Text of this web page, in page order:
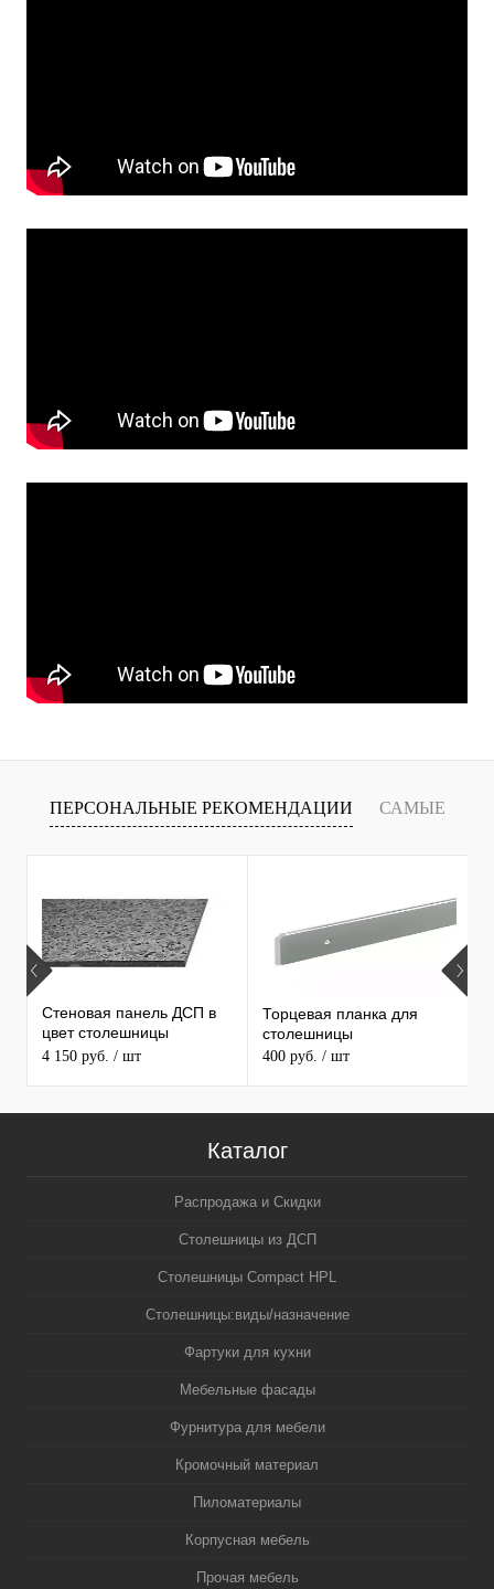
ПЕРСОНАЛЬНЫЕ РЕКОМЕНДАЦИИ САМЫЕ
ПРОДАВАЕМЫЕ ТОВАРЫ
Стеновая панель ДСП в
цвет столешницы
MAERSS
4 150 руб. / шт
Торцевая планка для
столешницы
400 руб. / шт
Каталог
Распродажа и Скидки
Столешницы из ДСП
Столешницы Compact HPL
Столешницы:виды/назначение
Фартуки для кухни
Мебельные фасады
Фурнитура для мебели
Кромочный материал
Пиломатериалы
Корпусная мебель
Прочая мебель